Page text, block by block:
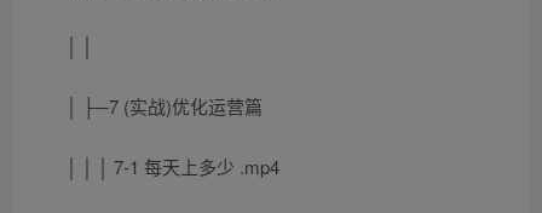
│ ├─7 (实战)优化运营篇
│ │ │ 7-1 每天上多少 .mp4